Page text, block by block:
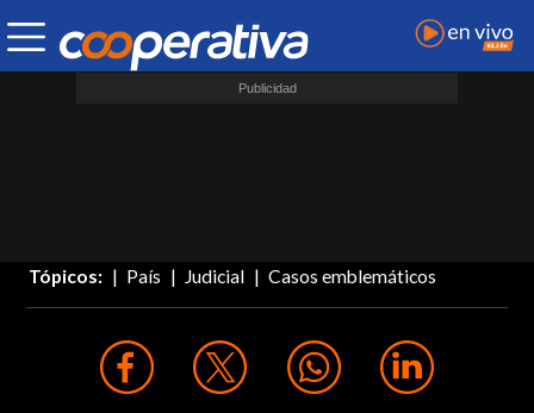
Tópicos: País Judicial Casos emblemáticos